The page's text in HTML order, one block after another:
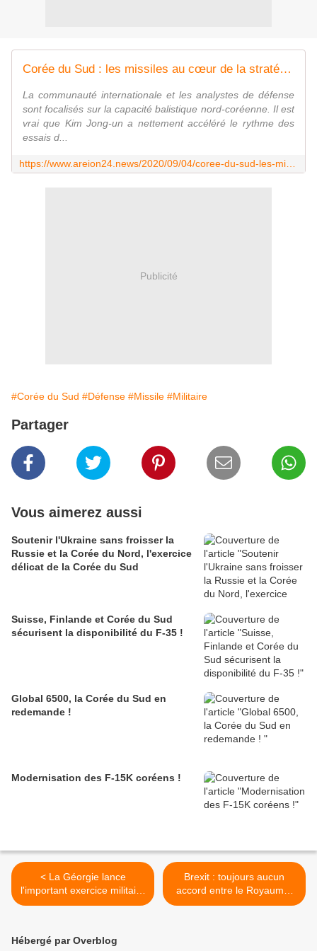
Corée du Sud : les missiles au cœur de la stratégie de défense
La communauté internationale et les analystes de défense
sont focalisés sur la capacité balistique nord-­coréenne. Il est
vrai que Kim Jong‑un a nettement accéléré le rythme des
essais d...
Publicité
#Corée du Sud #Défense #Missile #Militaire
Partager
Vous aimerez aussi
Soutenir l'Ukraine sans froisser la
Russie et la Corée du Nord, l'exercice
délicat de la Corée du Sud
Suisse, Finlande et Corée du Sud
sécurisent la disponibilité du F-35 !
Global 6500, la Corée du Sud en
redemande !
Modernisation des F-15K coréens !
< La Géorgie lance
l'important exercice militaire
Noble Parner 2020 avec
Brexit : toujours aucun
accord entre le Royaume-
Uni et l'Union européenne >
Hébergé par Overblog